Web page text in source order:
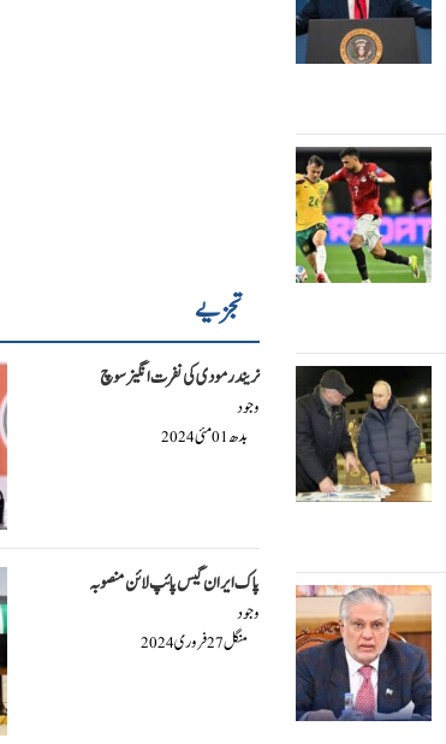
تجزیے
نریندر مودی کی نفرت انگیز سوچ
وجود
بدھ01مئی2024
پاک ایران گیس پائپ لائن منصوبہ
وجود
منگل27فروری2024